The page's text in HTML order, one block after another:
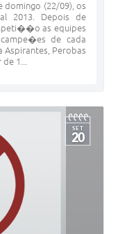
domingo (22/09), os
2013. Depois de
as equipes
de cada
Aspirantes, Perobas
1...
SET
20